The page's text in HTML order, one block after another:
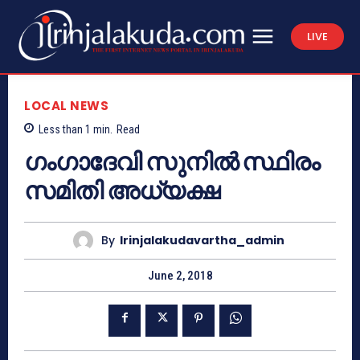
LIVE
LOCAL NEWS
Less than 1 min. Read
ഗംഗാദേവി സുനില്‍ സ്ഥിരം
സമിതി അധ്യക്ഷ
By Irinjalakudavartha_admin
June 2, 2018